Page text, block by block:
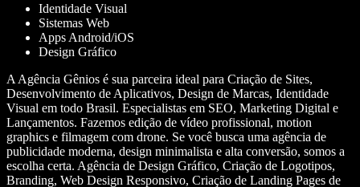
Identidade Visual
Sistemas Web
Apps Android/iOS
Design Gráfico
A Agência Gênios é sua parceira ideal para Criação de Sites,
Desenvolvimento de Aplicativos, Design de Marcas, Identidade
Visual em todo Brasil. Especialistas em SEO, Marketing Digital e
Lançamentos. Fazemos edição de vídeo profissional, motion
graphics e filmagem com drone. Se você busca uma agência de
publicidade moderna, design minimalista e alta conversão, somos a
escolha certa. Agência de Design Gráfico, Criação de Logotipos,
Branding, Web Design Responsivo, Criação de Landing Pages de